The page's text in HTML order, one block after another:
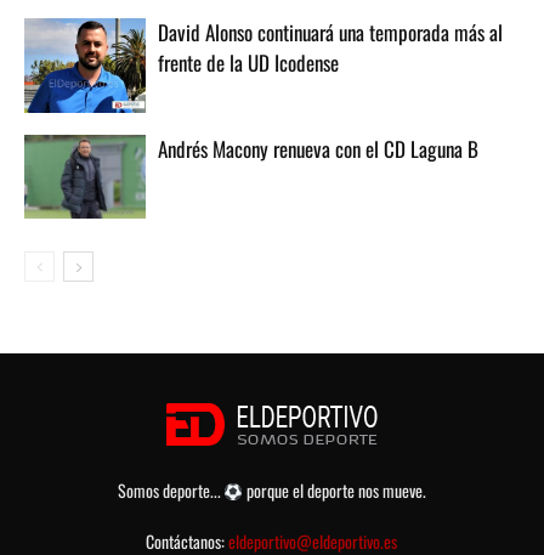
David Alonso continuará una temporada más al
frente de la UD Icodense
Andrés Macony renueva con el CD Laguna B
Somos deporte...
porque el deporte nos mueve.
Contáctanos:eldeportivo@eldeportivo.es